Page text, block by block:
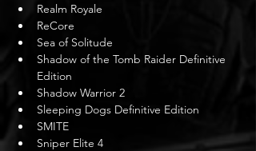
Realm Royale
ReCore
Sea of Solitude
Shadow of the Tomb Raider Definitive
Edition
Shadow Warrior 2
Sleeping Dogs Definitive Edition
SMITE
Sniper Elite 4